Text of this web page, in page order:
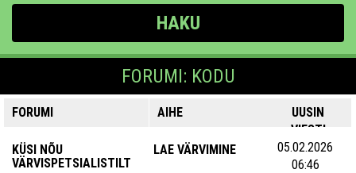
HAKU
FORUMI: KODU
FORUMI AIHE
UUSIN
VIESTI
KÜSI NÕU
VÄRVISPETSIALISTILT
LAE VÄRVIMINE
05.02.2026
06:46